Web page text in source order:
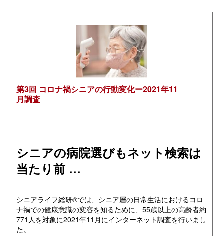
第3回 コロナ禍シニアの行動変化ー2021年11
月調査
シニアの病院選びもネット検索は
当たり前 …
シニアライフ総研®では、シニア層の日常生活におけるコロ
ナ禍での健康意識の変容を知るために、55歳以上の高齢者約
771人を対象に2021年11月にインターネット調査を行いまし
た。